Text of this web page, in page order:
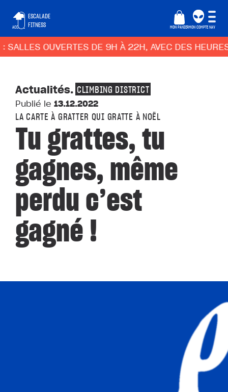
ACCUEIL
ESCALADE
FITNESS
MON PANIERMON COMPTE NAV
OUVERTES DE 9H À 22H, AVEC DES HEURES
Actualités. CLIMBING DISTRICT
Publié le 13.12.2022
LA CARTE À GRATTER QUI GRATTE À NOËL
Tu grattes, tu
gagnes, même
perdu c’est
gagné !